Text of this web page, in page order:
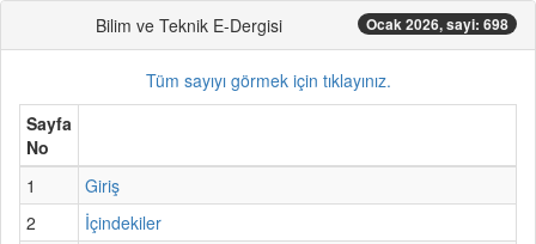
Bilim ve Teknik E-Dergisi Ocak 2026, sayi: 698
Tüm sayıyı görmek için tıklayınız.
Sayfa
No
1
Giriş
2
İçindekiler